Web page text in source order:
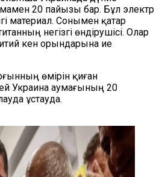
20 пайызы бар. Бұл электр
материал. Сонымен қатар
негізгі өндірушісі. Олар
кен орындарына ие
өмірін қиған
Украина аумағының 20
ұстауда.